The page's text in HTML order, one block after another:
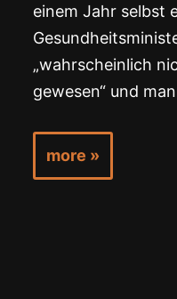
einem Jahr selbst
„wahrscheinlich
gewesen“ und
more »